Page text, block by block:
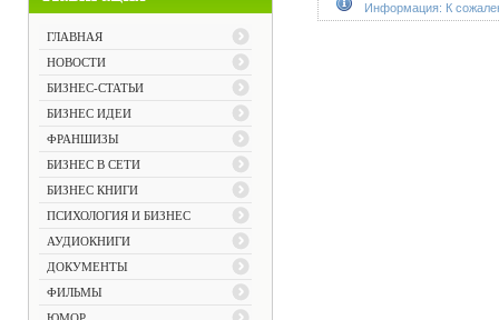
ГЛАВНАЯ
НОВОСТИ
БИЗНЕС-СТАТЬИ
БИЗНЕС ИДЕИ
ФРАНШИЗЫ
БИЗНЕС В СЕТИ
БИЗНЕС КНИГИ
ПСИХОЛОГИЯ И БИЗНЕС
АУДИОКНИГИ
ДОКУМЕНТЫ
ФИЛЬМЫ
Информация: К